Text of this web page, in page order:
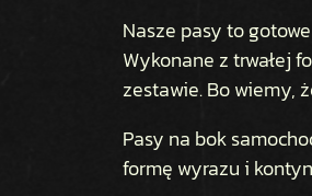
Nasze pasy to
Wykonane z trwałej
zestawie. Bo wiemy,
Pasy na bok
formę wyrazu i